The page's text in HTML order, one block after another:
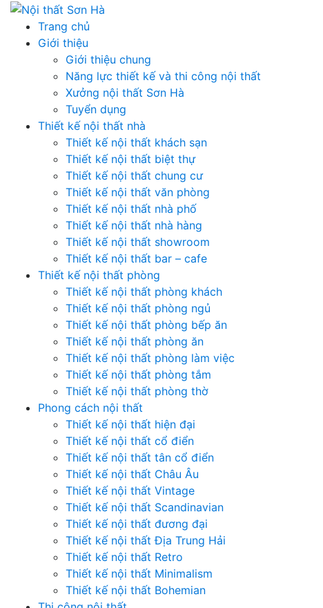
Skip
content
Trang chủ
Giới thiệu
Giới thiệu chung
Năng lực thiết kế và thi công nội thất
Xưởng nội thất Sơn Hà
Tuyển dụng
Thiết kế nội thất nhà
Thiết kế nội thất khách sạn
Thiết kế nội thất biệt thự
Thiết kế nội thất chung cư
Thiết kế nội thất văn phòng
Thiết kế nội thất nhà phố
Thiết kế nội thất nhà hàng
Thiết kế nội thất showroom
Thiết kế nội thất bar – cafe
Thiết kế nội thất phòng
Thiết kế nội thất phòng khách
Thiết kế nội thất phòng ngủ
Thiết kế nội thất phòng bếp ăn
Thiết kế nội thất phòng ăn
Thiết kế nội thất phòng làm việc
Thiết kế nội thất phòng tắm
Thiết kế nội thất phòng thờ
Phong cách nội thất
Thiết kế nội thất hiện đại
Thiết kế nội thất cổ điển
Thiết kế nội thất tân cổ điển
Thiết kế nội thất Châu Âu
Thiết kế nội thất Vintage
Thiết kế nội thất Scandinavian
Thiết kế nội thất đương đại
Thiết kế nội thất Địa Trung Hải
Thiết kế nội thất Retro
Thiết kế nội thất Minimalism
Thiết kế nội thất Bohemian